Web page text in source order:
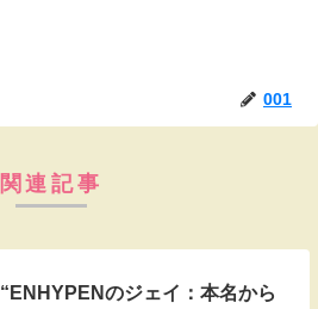
001
関連記事
“ENHYPENのジェイ：本名から